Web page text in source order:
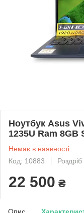
Ноутбук Asus
1235U Ram 8GB
Немає в наявності
Код: 10883
Роздріб
22 500 ₴
Опис